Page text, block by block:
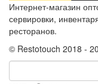
Интернет-магазин
сервировки,
ресторанов.
© Restotouch 2018 -